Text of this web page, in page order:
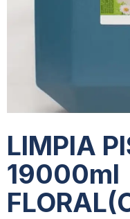
LIMPIA
19000ml